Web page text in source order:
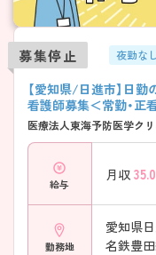
募集停止 夜勤な
【愛知県/日進市】日
看護師募集＜常勤・正
医療法人東海予防医学ク
給与
月収 35.0
勤務地
愛知県
名鉄豊